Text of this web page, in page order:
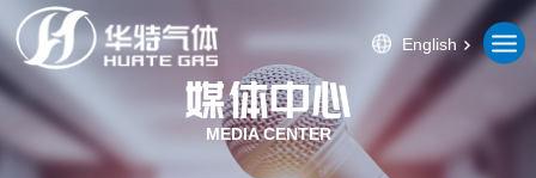
English
MEDIA CENTER